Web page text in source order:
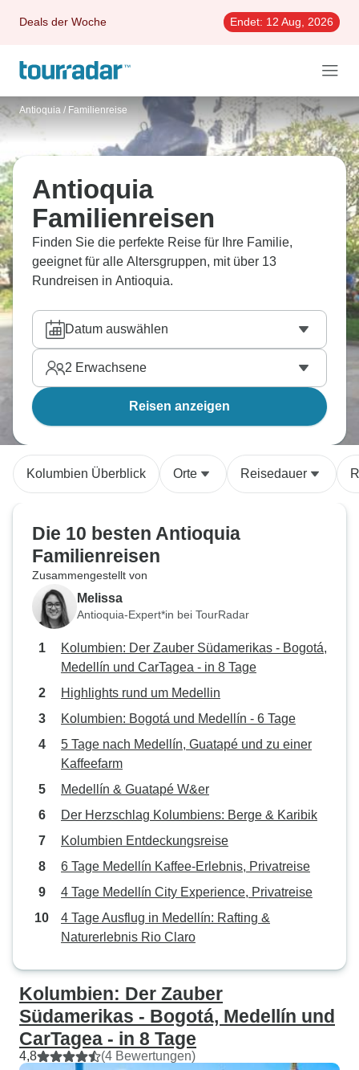
Deals der Woche Endet: 12 Aug, 2026
Antioquia / Familienreise
Antioquia
Familienreisen
Finden Sie die perfekte Reise für Ihre Familie,
geeignet für alle Altersgruppen, mit über 13
Rundreisen in Antioquia.
Datum auswählen
2 Erwachsene
Reisen anzeigen
Kolumbien Überblick Orte Reisedauer
Die 10 besten Antioquia
Familienreisen
Zusammengestellt von
Melissa
Antioquia-Expert*in bei TourRadar
Kolumbien: Der Zauber Südamerikas - Bogotá,
Medellín und CarTagea - in 8 Tage
Highlights rund um Medellin
Kolumbien: Bogotá und Medellín - 6 Tage
5 Tage nach Medellín, Guatapé und zu einer
Kaffeefarm
Medellín & Guatapé W&er
Der Herzschlag Kolumbiens: Berge & Karibik
Kolumbien Entdeckungsreise
6 Tage Medellín Kaffee-Erlebnis, Privatreise
4 Tage Medellín City Experience, Privatreise
4 Tage Ausflug in Medellín: Rafting &
Naturerlebnis Rio Claro
Kolumbien: Der Zauber
Südamerikas - Bogotá, Medellín und
CarTagea - in 8 Tage
4,8 (4 Bewertungen)